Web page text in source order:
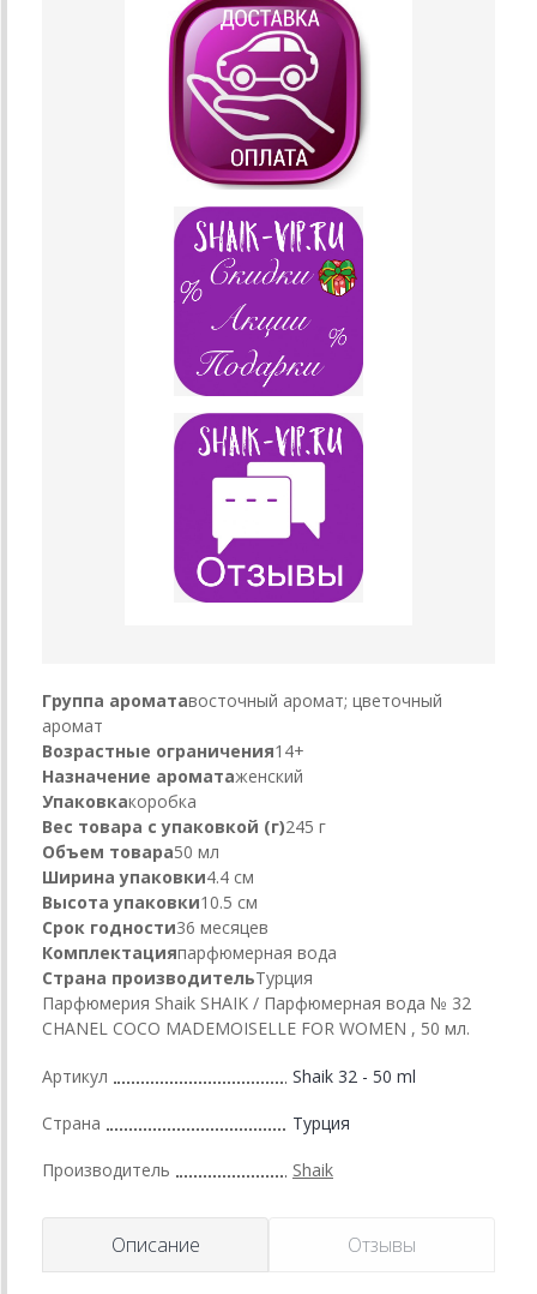
Группа ароматавосточный аромат; цветочный
аромат
Возрастные ограничения14+
Назначение ароматаженский
Упаковкакоробка
Вес товара с упаковкой (г)245 г
Объем товара50 мл
Ширина упаковки4.4 см
Высота упаковки10.5 см
Срок годности36 месяцев
Комплектацияпарфюмерная вода
Страна производительТурция
Парфюмерия Shaik SHAIK / Парфюмерная вода № 32
CHANEL COCO MADEMOISELLE FOR WOMEN , 50 мл.
Артикул Shaik 32 - 50 ml
Страна Турция
Производитель Shaik
Описание Отзывы